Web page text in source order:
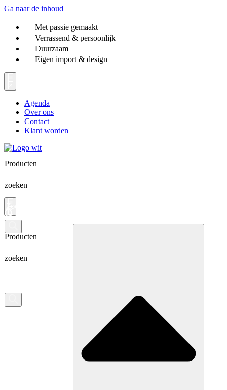
Ga naar de inhoud
Met passie gemaakt
Verrassend & persoonlijk
Duurzaam
Eigen import & design
Agenda
Over ons
Contact
Klant worden
Producten
zoeken
Producten
zoeken